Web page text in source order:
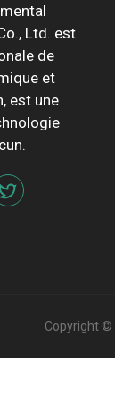
Ltd. est
de
et
est une
Copyright ©